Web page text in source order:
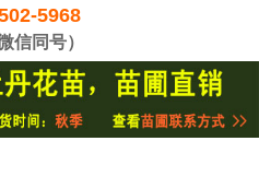
5968
信同号）